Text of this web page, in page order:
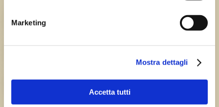
Marketing
Mostra dettagli
Accetta tutti
TEAM